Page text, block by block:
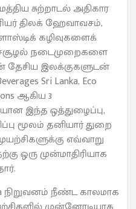
சுற்றாடல் அதிகார
திலக் ஹேவாவசம்,
கழிவுகளைக்
நடைமுறைகளை
தேசிய இலக்குகளுடன்
Sri Lanka, Eco
ஆகிய 3
இந்த ஒத்துழைப்பு,
மூலம் தனியார் துறை
எவ்வாறு
ஒரு முன்மாதிரியாக
நிறுவனம் நீண்ட காலமாக